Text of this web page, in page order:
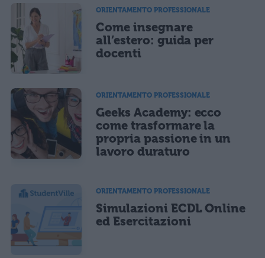
ORIENTAMENTO PROFESSIONALE
Come insegnare
all’estero: guida per
docenti
ORIENTAMENTO PROFESSIONALE
Geeks Academy: ecco
come trasformare la
propria passione in un
lavoro duraturo
ORIENTAMENTO PROFESSIONALE
Simulazioni ECDL Online
ed Esercitazioni